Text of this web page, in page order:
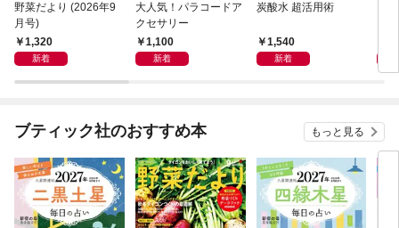
野菜だより (2026年9
月号)
1,320
新着
大人気！パラコードア
クセサリー
1,100
新着
炭酸水 超活用術
1,540
新着
ブティック社のおすすめ本 もっと見る